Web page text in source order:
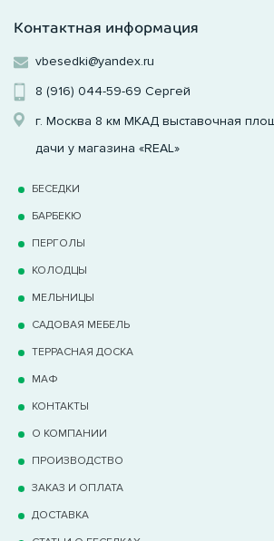
Контактная информация
vbesedki@yandex.ru
8 (916) 044-59-69 Сергей
г. Москва 8 км МКАД выставочная
дачи у магазина «REAL»
БЕСЕДКИ
БАРБЕКЮ
ПЕРГОЛЫ
КОЛОДЦЫ
МЕЛЬНИЦЫ
САДОВАЯ МЕБЕЛЬ
ТЕРРАCНАЯ ДОСКА
МАФ
КОНТАКТЫ
О КОМПАНИИ
ПРОИЗВОДСТВО
ЗАКАЗ И ОПЛАТА
ДОСТАВКА